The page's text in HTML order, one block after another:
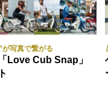
が写真で繋がる
Love Cub Snap」